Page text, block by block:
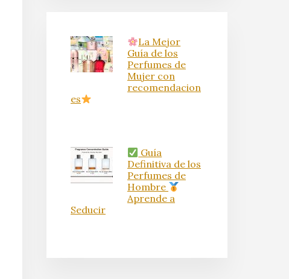
La Mejor
Guía de los
Perfumes de
Mujer con
recomendacion
es
Guía
Definitiva de los
Perfumes de
Hombre
Aprende a
Seducir